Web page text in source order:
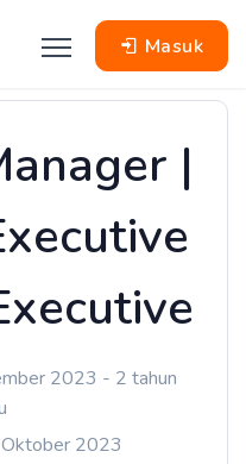
Masuk
|
2023 - 2 tahun
2023